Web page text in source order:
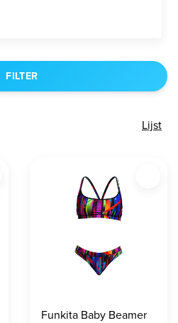
FILTER
Lijst
Funkita Baby Beamer